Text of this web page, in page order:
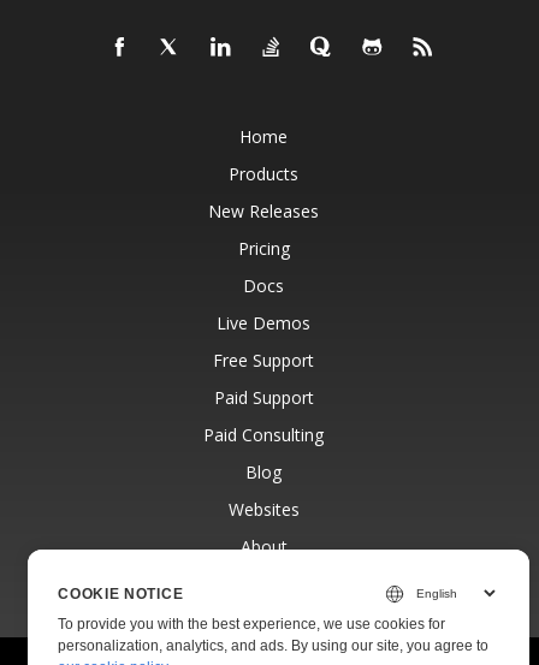
Home
Products
New Releases
Pricing
Docs
Live Demos
Free Support
Paid Support
Paid Consulting
Blog
Websites
About
COOKIE NOTICE
To provide you with the best experience, we use cookies for
personalization, analytics, and ads. By using our site, you agree to